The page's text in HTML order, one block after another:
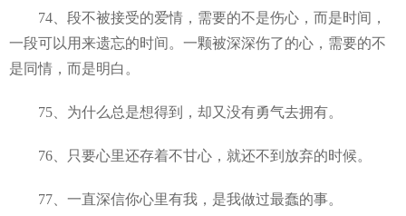
74、段不被接受的爱情，需要的不是伤心，而是时间，
一段可以用来遗忘的时间。一颗被深深伤了的心，需要的不
是同情，而是明白。
75、为什么总是想得到，却又没有勇气去拥有。
76、只要心里还存着不甘心，就还不到放弃的时候。
77、一直深信你心里有我，是我做过最蠢的事。